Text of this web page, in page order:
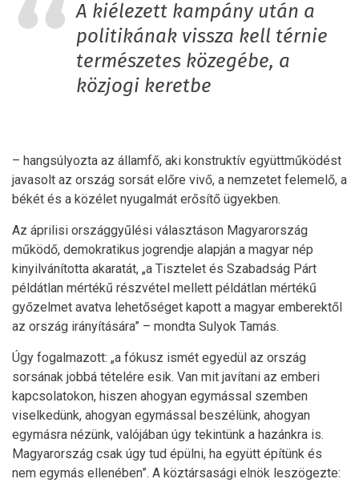
A kiélezett kampány után a
politikának vissza kell térnie
természetes közegébe, a
közjogi keretbe
– hangsúlyozta az államfő, aki konstruktív együttműködést
javasolt az ország sorsát előre vivő, a nemzetet felemelő, a
békét és a közélet nyugalmát erősítő ügyekben.
Az áprilisi országgyűlési választáson Magyarország
működő, demokratikus jogrendje alapján a magyar nép
kinyilvánította akaratát, „a Tisztelet és Szabadság Párt
példátlan mértékű részvétel mellett példátlan mértékű
győzelmet avatva lehetőséget kapott a magyar emberektől
az ország irányítására” – mondta Sulyok Tamás.
Úgy fogalmazott: „a fókusz ismét egyedül az ország
sorsának jobbá tételére esik. Van mit javítani az emberi
kapcsolatokon, hiszen ahogyan egymással szemben
viselkedünk, ahogyan egymással beszélünk, ahogyan
egymásra nézünk, valójában úgy tekintünk a hazánkra is.
Magyarország csak úgy tud épülni, ha együtt építünk és
nem egymás ellenében”. A köztársasági elnök leszögezte: